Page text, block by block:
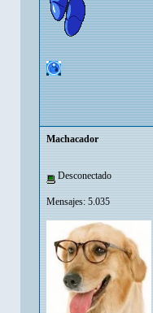
Machacador
Desconectado
Mensajes: 5.035